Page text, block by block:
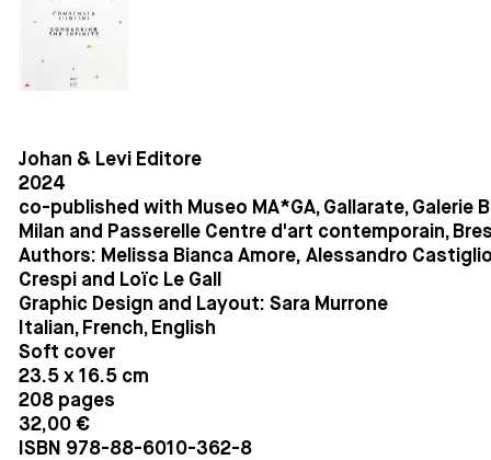
Johan & Levi Editore
2024
co-published with Museo MA*GA, Gallarate, Galerie
Milan and Passerelle Centre d'art contemporain,
Authors: Melissa Bianca Amore, Alessandro
Crespi and Loïc Le Gall
Graphic Design and Layout: Sara Murrone
Italian, French, English
Soft cover
23.5 x 16.5 cm
208 pages
32,00 €
ISBN 978-88-6010-362-8